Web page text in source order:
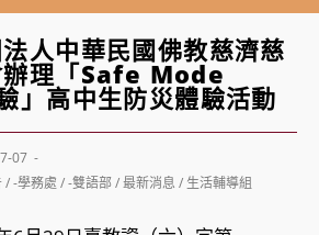
法人中華民國佛教慈濟慈
辦理「Safe Mode
」高中生防災體驗活動
07
/-學務處 /-雙語部/最新消息 / 生活輔導組